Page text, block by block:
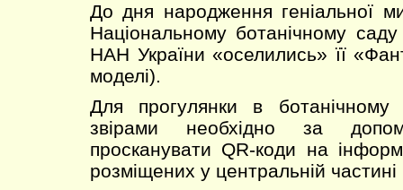
До дня народження геніальної
Національному ботанічному
НАН України «оселились» її
моделі).
Для прогулянки в
звірами необхідно за
просканувати QR-коди на
розміщених у центральній частині